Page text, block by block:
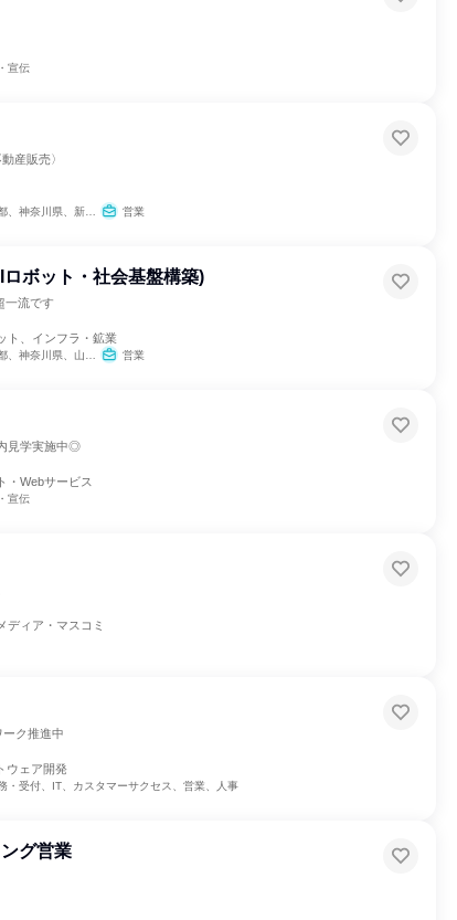
宣伝
産販売〉
兵庫県、岡山県、広島県、福岡県 営業
ボット・社会基盤構築)
一流です
ト、インフラ・鉱業
山口県、徳島県、香川県、高知県、福岡県、熊本県、大分県 営業
見学実施中◎
・Webサービス
宣伝
ディア・マスコミ
ク推進中
ウェア開発
・受付、IT、カスタマーサクセス、営業、人事
グ営業